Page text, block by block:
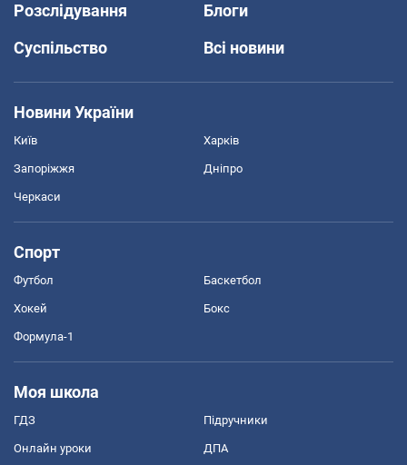
Розслідування
Блоги
Суспільство
Всі новини
Новини України
Київ Харків
Запоріжжя Дніпро
Черкаси
Спорт
Футбол Баскетбол
Хокей Бокс
Формула-1
Моя школа
ГДЗ Підручники
Онлайн уроки ДПА